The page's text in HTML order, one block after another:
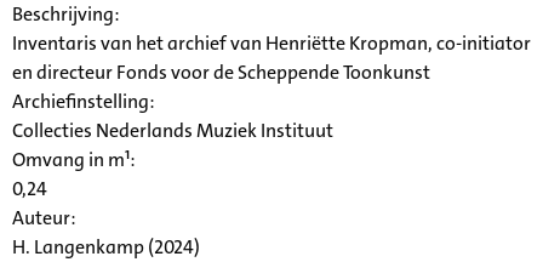
Beschrijving:
Inventaris van het archief van Henriëtte Kropman, co-initiator
en directeur Fonds voor de Scheppende Toonkunst
Archiefinstelling:
Collecties Nederlands Muziek Instituut
Omvang in m¹:
0,24
Auteur:
H. Langenkamp (2024)